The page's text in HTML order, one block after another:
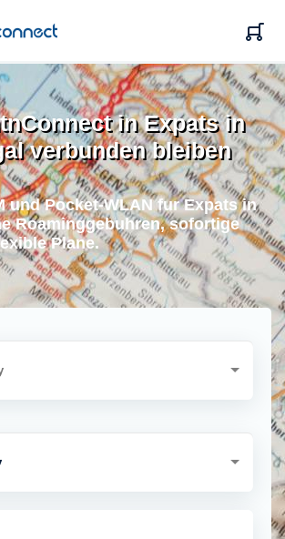
in Expats in
verbunden bleiben
und Pocket-WLAN fur Expats in
Roaminggebuhren, sofortige
Plane.